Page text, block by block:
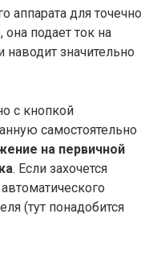
аппарата для
подает ток на
значительно
с кнопкой
самостоятельно
на первичной
. Если захочется
(тут понадобится